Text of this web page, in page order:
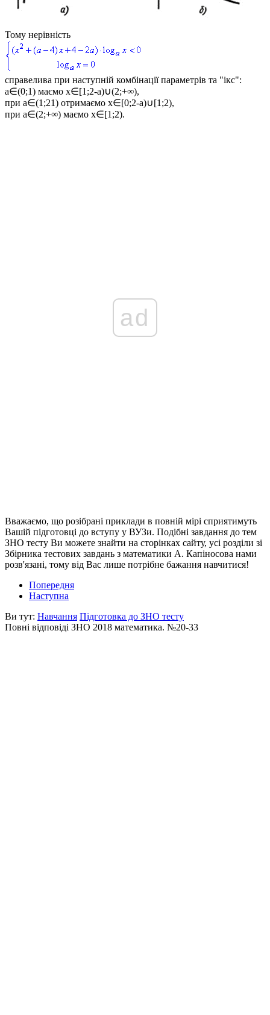
Тому нерівність
справелива при наступній комбінації параметрів та "ікс":
a∈(0;1) маємо x∈[1;2-a)∪(2;+∞),
при a∈(1;21) отримаємо x∈[0;2-a)∪[1;2),
при a∈(2;+∞) маємо x∈[1;2).
ad
Вважаємо, що розібрані приклади в повній мірі сприятимуть
Вашій підготовці до вступу у ВУЗи. Подібні завдання до тем
ЗНО тесту Ви можете знайти на сторінках сайту, усі розділи зі
Збірника тестових завдань з математики А. Капіносова нами
розв'язані, тому від Вас лише потрібне бажання навчитися!
Попередня
Наступна
Ви тут: Навчання Підготовка до ЗНО тесту
Повні відповіді ЗНО 2018 математика. №20-33